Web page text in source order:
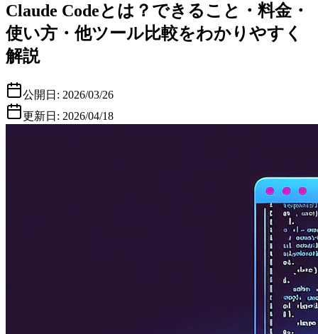
Claude Codeとは？できること・料金・
使い方・他ツール比較をわかりやすく
解説
公開日: 2026/03/26
更新日: 2026/04/18